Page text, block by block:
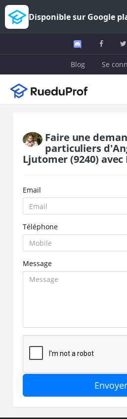
Disponible sur Google
Blog Se
Faire une
particuliers d'
Ljutomer(9240) avec
Email
Téléphone
Message
Envoyer